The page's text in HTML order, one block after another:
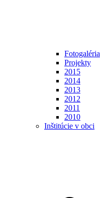
Fotogaléria
Projekty
2015
2014
2013
2012
2011
2010
Inštitúcie v obci